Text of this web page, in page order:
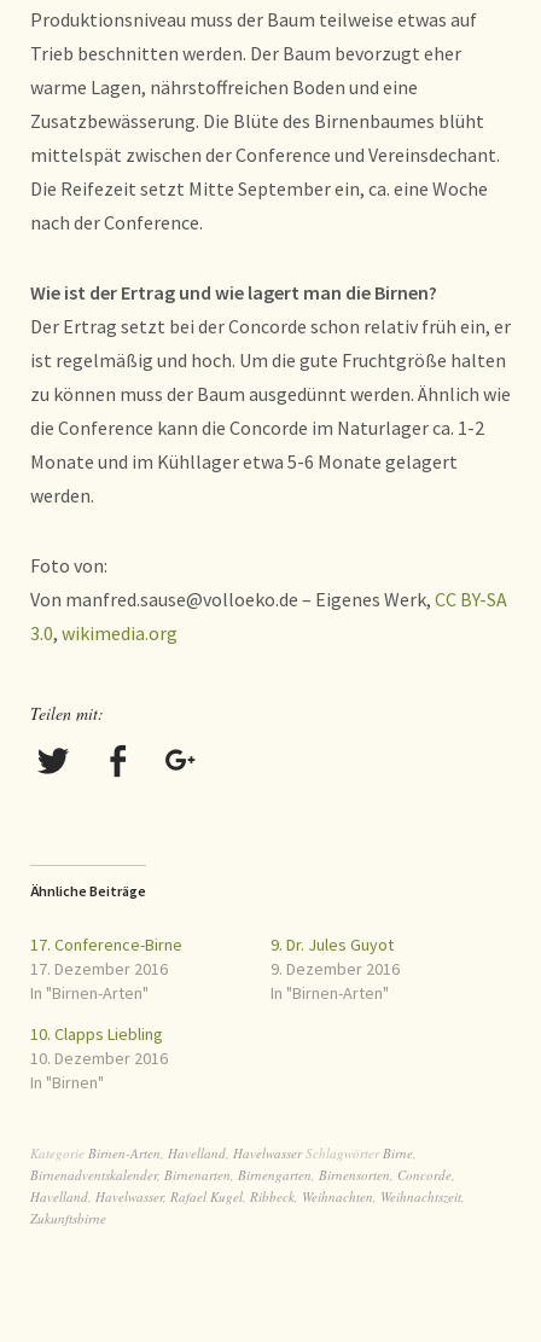
Produktionsniveau muss der Baum teilweise etwas auf
Trieb beschnitten werden. Der Baum bevorzugt eher
warme Lagen, nährstoffreichen Boden und eine
Zusatzbewässerung. Die Blüte des Birnenbaumes blüht
mittelspät zwischen der Conference und Vereinsdechant.
Die Reifezeit setzt Mitte September ein, ca. eine Woche
nach der Conference.
Wie ist der Ertrag und wie lagert man die Birnen?
Der Ertrag setzt bei der Concorde schon relativ früh ein, er
ist regelmäßig und hoch. Um die gute Fruchtgröße halten
zu können muss der Baum ausgedünnt werden. Ähnlich wie
die Conference kann die Concorde im Naturlager ca. 1-2
Monate und im Kühllager etwa 5-6 Monate gelagert
werden.
Foto von:
Von manfred.sause@volloeko.de – Eigenes Werk, CC BY-SA
3.0, wikimedia.org
Teilen mit:
Ähnliche Beiträge
17. Conference-Birne
17. Dezember 2016
In "Birnen-Arten"
9. Dr. Jules Guyot
9. Dezember 2016
In "Birnen-Arten"
10. Clapps Liebling
10. Dezember 2016
In "Birnen"
Kategorie Birnen-Arten, Havelland, Havelwasser SchlagwörterBirne,
Birnenadventskalender, Birnenarten, Birnengarten, Birnensorten, Concorde,
Havelland, Havelwasser, Rafael Kugel, Ribbeck, Weihnachten, Weihnachtszeit,
Zukunftsbirne